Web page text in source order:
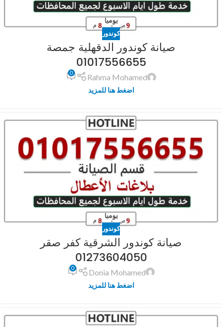
كوندور
صيانة كوندور الدقهلية جمصة
01017556655
Rahma Mohamed
0
اضغط هنا للمزيد
كوندور
صيانة كوندور الشرقية كفر صقر
01273604050
Donia Mohamed
0
اضغط هنا للمزيد